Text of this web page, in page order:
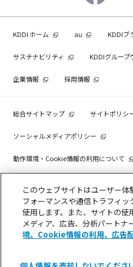
KDDI ホーム au KDDIブ
サステナビリティ KDDIグループ
企業情報 採用情報
総合サイトマップ サイトポリシ
ソーシャルメディアポリシー
動作環境・Cookie情報の利用について
COPYRIGHT © KDDI
このウェブサイトはユーザー
フォーマンスや通信トラフィ
使用します。また、サイトの
メディア、広告、分析パートナ
境、Cookie情報の利用、広告